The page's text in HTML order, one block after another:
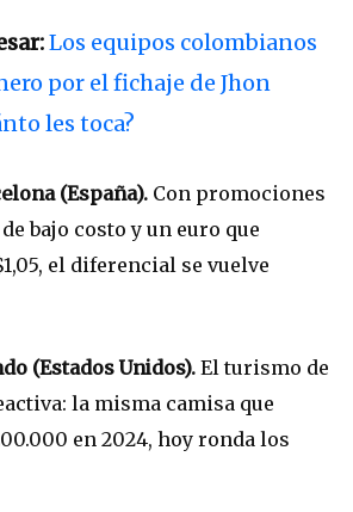
Los equipos colombianos
por el fichaje de Jhon
les toca?
(España). Con promociones
bajo costo y un euro que
el diferencial se vuelve
(Estados Unidos). El turismo de
la misma camisa que
en 2024, hoy ronda los